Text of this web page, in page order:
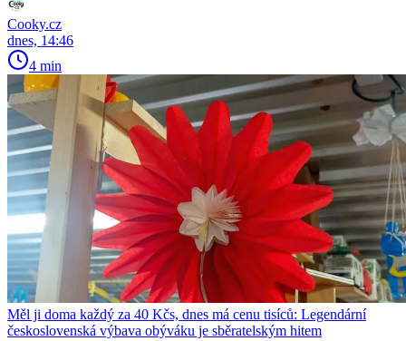
Cooky.cz
dnes, 14:46
4 min
Měl ji doma každý za 40 Kčs, dnes má cenu tisíců: Legendární
československá výbava obýváku je sběratelským hitem